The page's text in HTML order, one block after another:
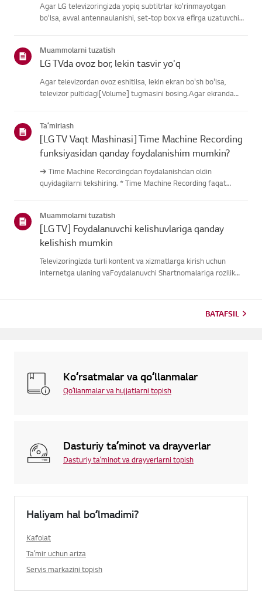
Agar LG televizoringizda yopiq subtitrlar ko'rinmayotgan
bo'lsa, avval antennaulanishi, set-top box va efirga uzatuvchi
Muammolarni tuzatish
LG TVda ovoz bor, lekin tasvir yo'q
Agar televizordan ovoz eshitilsa, lekin ekran bo'sh bo'lsa,
televizor pultidagi[Volume] tugmasini bosing.Agar ekranda
mumkin.Muammo tashqi quril...
Taʼmirlash
[LG TV Vaqt Mashinasi] Time Machine Recording
funksiyasidan qanday foydalanishim mumkin?
➔ Time Machine Recordingdan foydalanishdan oldin
quyidagilarni tekshiring. * Time Machine Recording faqat
qurilmalariga ulangan ...
Muammolarni tuzatish
[LG TV] Foydalanuvchi kelishuvlariga qanday
kelishish mumkin
Televizoringizda turli kontent va xizmatlarga kirish uchun
internetga ulaning vaFoydalanuvchi Shartnomalariga rozilik
BATAFSIL
Koʻrsatmalar va qoʻllanmalar
Qoʻllanmalar va hujjatlarni topish
Dasturiy taʼminot va drayverlar
Dasturiy taʼminot va drayverlarni topish
Haliyam hal boʻlmadimi?
Kafolat
Taʼmir uchun ariza
Servis markazini topish